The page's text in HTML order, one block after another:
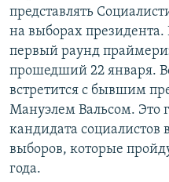
представлять
на выборах
первый раунд
прошедший 22 января.
встретится с бывшим
Мануэлем Вальсом. Это
кандидата социалистов
выборов, которые
года.